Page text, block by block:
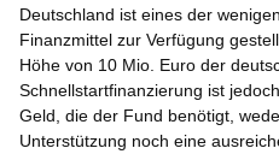
Deutschland ist eines der
Finanzmittel zur Verfügung
Höhe von 10 Mio. Euro der
Schnellstartfinanzierung ist
Geld, die der Fund benötigt,
Unterstützung noch eine